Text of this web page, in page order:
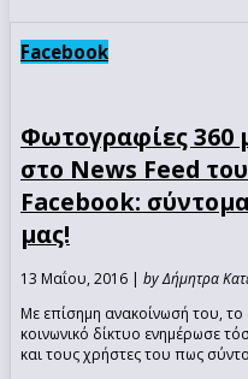
Facebook
Φωτογραφίες 360
στο News Feed του
Facebook:
μας!
13 Μαΐου, 2016 | by Δήμητρα
Με επίσημη ανακοίνωσή του, το
κοινωνικό δίκτυο ενημέρωσε
και τους χρήστες του πως